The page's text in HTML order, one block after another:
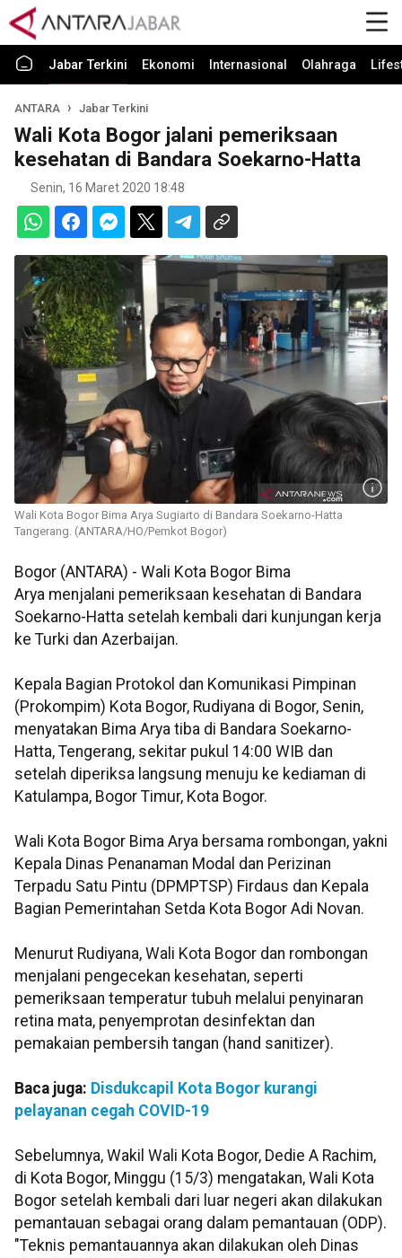
Jabar Terkini Ekonomi Internasional Olahraga
ANTARA Jabar Terkini
Wali Kota Bogor jalani pemeriksaan
kesehatan di Bandara Soekarno-Hatta
Senin, 16 Maret 2020 18:48
Wali Kota Bogor Bima Arya Sugiarto di Bandara Soekarno-Hatta
Tangerang. (ANTARA/HO/Pemkot Bogor)
Bogor (ANTARA) - Wali Kota Bogor Bima
Arya menjalani pemeriksaan kesehatan di Bandara
Soekarno-Hatta setelah kembali dari kunjungan kerja
ke Turki dan Azerbaijan.
Kepala Bagian Protokol dan Komunikasi Pimpinan
(Prokompim) Kota Bogor, Rudiyana di Bogor, Senin,
menyatakan Bima Arya tiba di Bandara Soekarno-
Hatta, Tengerang, sekitar pukul 14:00 WIB dan
setelah diperiksa langsung menuju ke kediaman di
Katulampa, Bogor Timur, Kota Bogor.
Wali Kota Bogor Bima Arya bersama rombongan, yakni
Kepala Dinas Penanaman Modal dan Perizinan
Terpadu Satu Pintu (DPMPTSP) Firdaus dan Kepala
Bagian Pemerintahan Setda Kota Bogor Adi Novan.
Menurut Rudiyana, Wali Kota Bogor dan rombongan
menjalani pengecekan kesehatan, seperti
pemeriksaan temperatur tubuh melalui penyinaran
retina mata, penyemprotan desinfektan dan
pemakaian pembersih tangan (hand sanitizer).
Baca juga: Disdukcapil Kota Bogor kurangi
pelayanan cegah COVID-19
Sebelumnya, Wakil Wali Kota Bogor, Dedie A Rachim,
di Kota Bogor, Minggu (15/3) mengatakan, Wali Kota
Bogor setelah kembali dari luar negeri akan dilakukan
pemantauan sebagai orang dalam pemantauan (ODP).
"Teknis pemantauannya akan dilakukan oleh Dinas